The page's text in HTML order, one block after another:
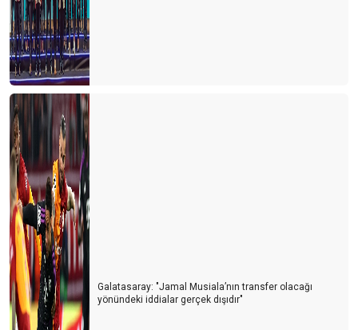
Ponpon kız (Amigo) etkisi
Kral çıplak
Bir otelin kalitesiz olduğunu gösteren detaylar
Kuantum siçrama
Atların kıç kenarları...
B.ktan işler...
Turizm mühendisliği
Galatasaray: "Jamal Musiala’nın transfer olacağı
yönündeki iddialar gerçek dışıdır"